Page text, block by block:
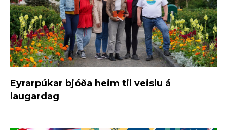
Eyrarpúkar bjóða heim til veislu á
laugardag